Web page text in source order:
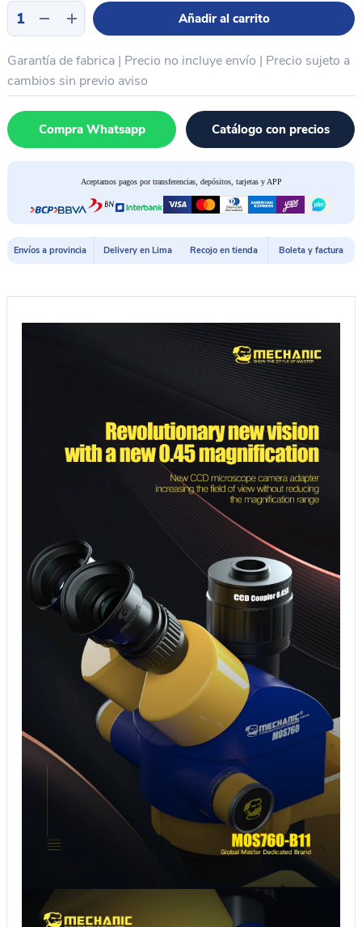
Trinocular
Profesional
lampara
led
+
lente
10x-
25mm
MOS-
760
cantidad
Añadir al carrito
Garantía de fabrica | Precio no incluye envío | Precio sujeto a
cambios sin previo aviso
Compra Whatsapp Catálogo con precios
Aceptamos pagos por transferencias, depósitos, tarjetas y APP
Envíos a provincia Delivery en Lima Recojo en tienda Boleta y factura